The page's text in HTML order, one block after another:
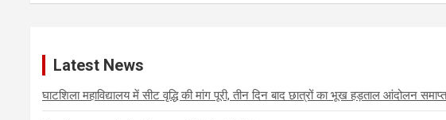
Latest News
घाटशिला महाविद्यालय में सीट वृद्धि की मांग पूरी, तीन दिन बाद छात्रों का भूख हड़ताल आंदोलन समाप्त